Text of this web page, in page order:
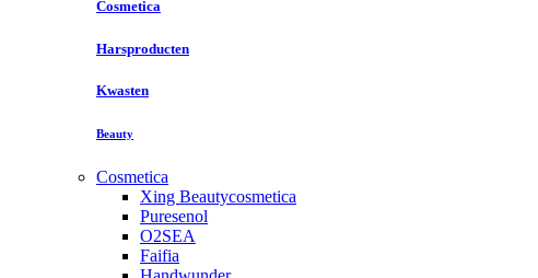
Cosmetica
Harsproducten
Kwasten
Beauty
Cosmetica
Xing Beautycosmetica
Puresenol
O2SEA
Faifia